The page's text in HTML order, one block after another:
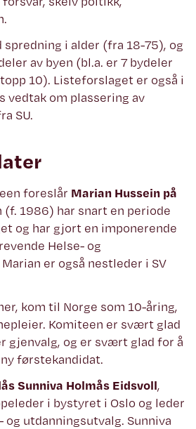
spredning i alder (fra 18-75), og
av byen (bl.a. er 7 bydeler
10). Listeforslaget er også i
vedtak om plassering av
SU.
foreslår Marian Hussein på
(f. 1986) har snart en periode
og har gjort en imponerende
Helse- og
er også nestleder i SV
kom til Norge som 10-åring,
Komiteen er svært glad
gjenvalg, og er svært glad for å
førstekandidat.
Sunniva Holmås Eidsvoll,
i bystyret i Oslo og leder
utdanningsutvalg. Sunniva